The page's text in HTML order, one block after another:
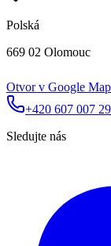
Polská
669 02 Olomouc
Otvor v Google
+420 607 007
Sledujte nás